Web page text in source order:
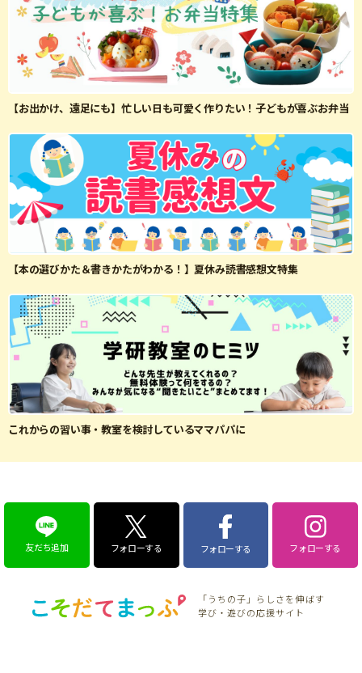
【お出かけ、遠足にも】忙しい日も可愛く作りたい！子どもが喜ぶお弁当
【本の選びかた＆書きかたがわかる！】夏休み読書感想文特集
これからの習い事・教室を検討しているママパパに
友だち追加 フォローする フォローする フォローする
「うちの子」らしさを伸ばす
学び・遊びの応援サイト